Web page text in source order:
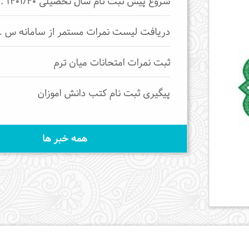
دریافت لیست نمرات مستمر از سامانه س
ثبت نمرات امتحانات میان ترم
پیگیری ثبت نام کتب دانش اموزان
همه خبر ها